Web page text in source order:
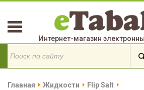
Интернет-магазин
Главная Жидкости
Flip Salt